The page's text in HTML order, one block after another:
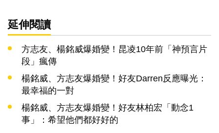
延伸閱讀
方志友、楊銘威爆婚變！昆凌10年前「神預言片
段」瘋傳
楊銘威、方志友爆婚變！好友Darren反應曝光：
最幸福的一對
楊銘威、方志友爆婚變！好友林柏宏「動念1
事」：希望他們都好好的